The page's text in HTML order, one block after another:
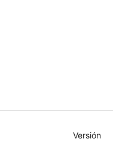
Meta
Versión